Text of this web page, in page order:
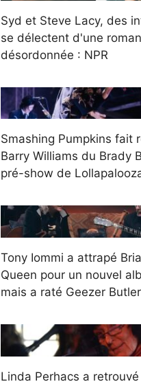
Syd et Steve Lacy, des
se délectent d'une
désordonnée : NPR
Smashing Pumpkins fait
Barry Williams du Brady
pré-show de
Tony Iommi a attrapé
Queen pour un nouvel
mais a raté Geezer Butler
Linda Perhacs a